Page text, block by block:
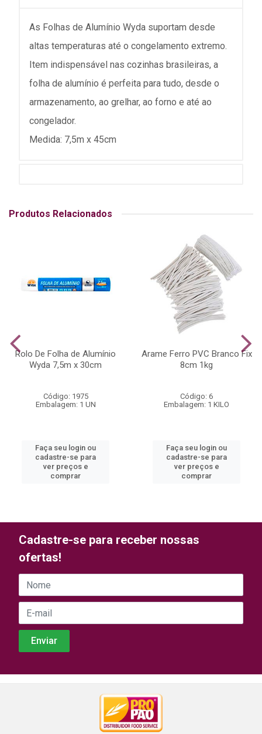
As Folhas de Alumínio Wyda suportam desde
altas temperaturas até o congelamento extremo.
Item indispensável nas cozinhas brasileiras, a
folha de alumínio é perfeita para tudo, desde o
armazenamento, ao grelhar, ao forno e até ao
congelador.
Medida: 7,5m x 45cm
Produtos Relacionados
Rolo De Folha de Alumínio
Wyda 7,5m x 30cm
Código: 1975
Embalagem: 1 UN
Faça seu login ou
cadastre-se para
ver preços e
comprar
Arame Ferro PVC Branco Fix
8cm 1kg
Código: 6
Embalagem: 1 KILO
Faça seu login ou
cadastre-se para
ver preços e
comprar
Cadastre-se para receber nossas
ofertas!